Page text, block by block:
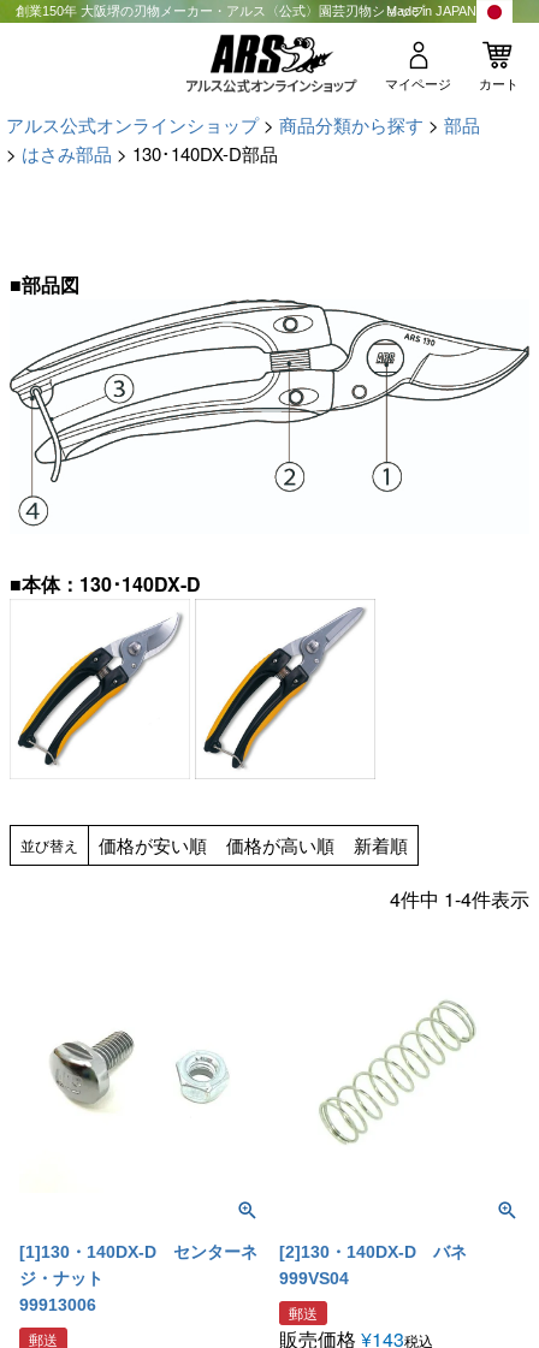
創業150年 大阪堺の刃物メーカー・アルス〈公式〉園芸刃物ショップMade in JAPAN
マイページ カート
アルス公式オンラインショップ 商品分類から探す
部品
はさみ部品
130･140DX-D部品
■部品図
■本体：130･140DX-D
並び替え 価格が安い順 価格が高い順 新着順
4件中 1-4件表示
[1]130・140DX-D センターネ
ジ・ナット
99913006
郵送
[2]130・140DX-D バネ
999VS04
郵送
販売価格 ¥143税込